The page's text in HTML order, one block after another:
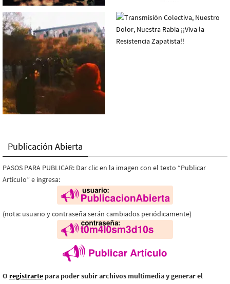
Publicación Abierta
PASOS PARA PUBLICAR: Dar clic en la imagen con el texto “Publicar
Artículo” e ingresa:
(nota: usuario y contraseña serán cambiados periódicamente)
O registrarte para poder subir archivos multimedia y generar el